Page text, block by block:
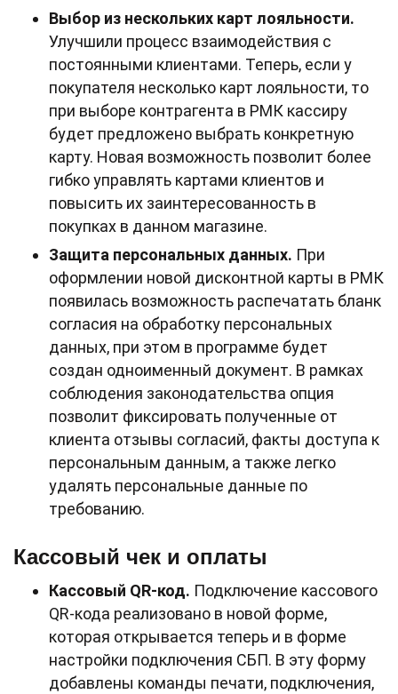
Выбор из нескольких карт лояльности.
Улучшили процесс взаимодействия с
постоянными клиентами. Теперь, если у
покупателя несколько карт лояльности, то
при выборе контрагента в РМК кассиру
будет предложено выбрать конкретную
карту. Новая возможность позволит более
гибко управлять картами клиентов и
повысить их заинтересованность в
покупках в данном магазине.
Защита персональных данных. При
оформлении новой дисконтной карты в РМК
появилась возможность распечатать бланк
согласия на обработку персональных
данных, при этом в программе будет
создан одноименный документ. В рамках
соблюдения законодательства опция
позволит фиксировать полученные от
клиента отзывы согласий, факты доступа к
персональным данным, а также легко
удалять персональные данные по
требованию.
Кассовый чек и оплаты
Кассовый QR-код. Подключение кассового
QR-кода реализовано в новой форме,
которая открывается теперь и в форме
настройки подключения СБП. В эту форму
добавлены команды печати, подключения,